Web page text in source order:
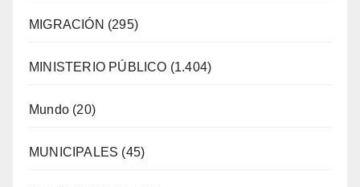
MIGRACIÓN (295)
MINISTERIO PÚBLICO (1.404)
Mundo (20)
MUNICIPALES (45)